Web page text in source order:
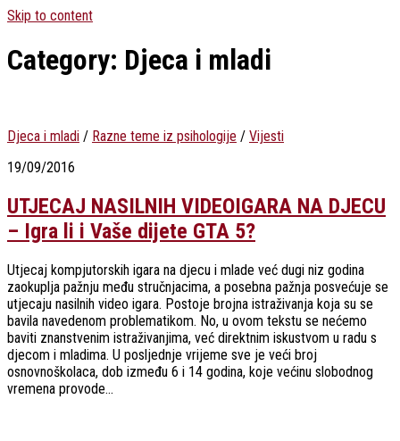
Skip to content
Category: Djeca i mladi
Djeca i mladi / Razne teme iz psihologije / Vijesti
19/09/2016
UTJECAJ NASILNIH VIDEOIGARA NA DJECU
– Igra li i Vaše dijete GTA 5?
Utjecaj kompjutorskih igara na djecu i mlade već dugi niz godina
zaokuplja pažnju među stručnjacima, a posebna pažnja posvećuje se
utjecaju nasilnih video igara. Postoje brojna istraživanja koja su se
bavila navedenom problematikom. No, u ovom tekstu se nećemo
baviti znanstvenim istraživanjima, već direktnim iskustvom u radu s
djecom i mladima. U posljednje vrijeme sve je veći broj
osnovnoškolaca, dob između 6 i 14 godina, koje većinu slobodnog
vremena provode...